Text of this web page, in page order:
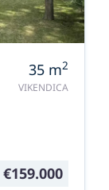
35 m2
VIKENDICA
€159.000